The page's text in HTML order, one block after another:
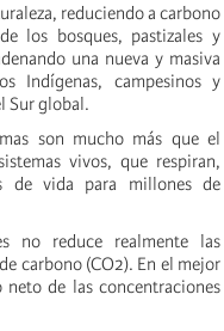
reduciendo a carbono
los bosques, pastizales y
una nueva y masiva
Indígenas, campesinos y
Sur global.
son mucho más que el
vivos, que respiran,
de vida para millones de
no reduce realmente las
carbono (CO2). En el mejor
de las concentraciones